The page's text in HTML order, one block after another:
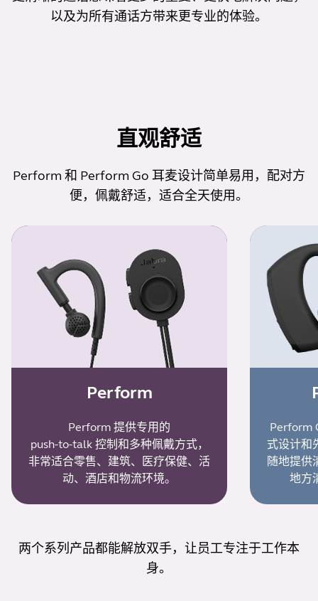
以及为所有通话方带来更专业的体验。
直观舒适
Perform 和 Perform Go 耳麦设计简单易用，配对方
便，佩戴舒适，适合全天使用。
Perform
Perform 提供专用的
push-to-talk 控制和多种佩戴方式，
非常适合零售、建筑、医疗保健、活
动、酒店和物流环境。
Perform
式设计和
随地提供
地方
两个系列产品都能解放双手，让员工专注于工作本
身。